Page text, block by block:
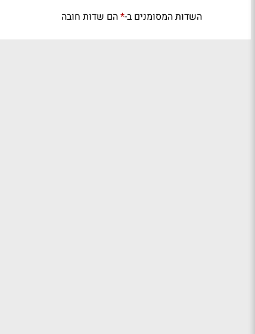
השדות המסומנים ב-*הם שדות חובה